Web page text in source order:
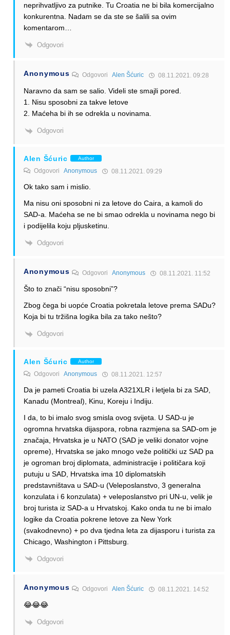
neprihvatljivo za putnike. Tu Croatia ne bi bila komercijalno
konkurentna. Nadam se da ste se šalili sa ovim
komentarom…
Odgovori
Anonymous OdgovoriAlen Šćuric 08.11.2021. 09:28
Naravno da sam se salio. Videli ste smajli pored.
1. Nisu sposobni za takve letove
2. Maćeha bi ih se odrekla u novinama.
Odgovori
Alen Šćuric Author
Odgovori Anonymous 08.11.2021. 09:29
Ok tako sam i mislio.
Ma nisu oni sposobni ni za letove do Caira, a kamoli do
SAD-a. Maćeha se ne bi smao odrekla u novinama nego bi
i podijelila koju pljusketinu.
Odgovori
Anonymous OdgovoriAnonymous 08.11.2021. 11:52
Što to znači “nisu sposobni”?
Zbog čega bi uopće Croatia pokretala letove prema SADu?
Koja bi tu tržišna logika bila za tako nešto?
Odgovori
Alen Šćuric Author
Odgovori Anonymous 08.11.2021. 12:57
Da je pameti Croatia bi uzela A321XLR i letjela bi za SAD,
Kanadu (Montreal), Kinu, Koreju i Indiju.
I da, to bi imalo svog smisla ovog svijeta. U SAD-u je
ogromna hrvatska dijaspora, robna razmjena sa SAD-om je
značaja, Hrvatska je u NATO (SAD je veliki donator vojne
opreme), Hrvatska se jako mnogo veže politički uz SAD pa
je ogroman broj diplomata, administracije i političara koji
putuju u SAD, Hrvatska ima 10 diplomatskih
predstavništava u SAD-u (Veleposlanstvo, 3 generalna
konzulata i 6 konzulata) + veleposlanstvo pri UN-u, velik je
broj turista iz SAD-a u Hrvatskoj. Kako onda tu ne bi imalo
logike da Croatia pokrene letove za New York
(svakodnevno) + po dva tjedna leta za dijasporu i turista za
Chicago, Washington i Pittsburg.
Odgovori
Anonymous OdgovoriAlen Šćuric 08.11.2021. 14:52
😂😂😂
Odgovori